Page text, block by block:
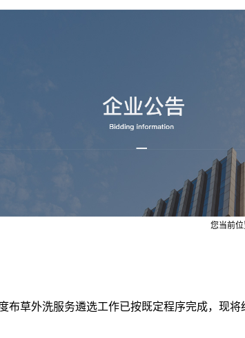
您当前位
草外洗服务遴选工作已按既定程序完成，现将